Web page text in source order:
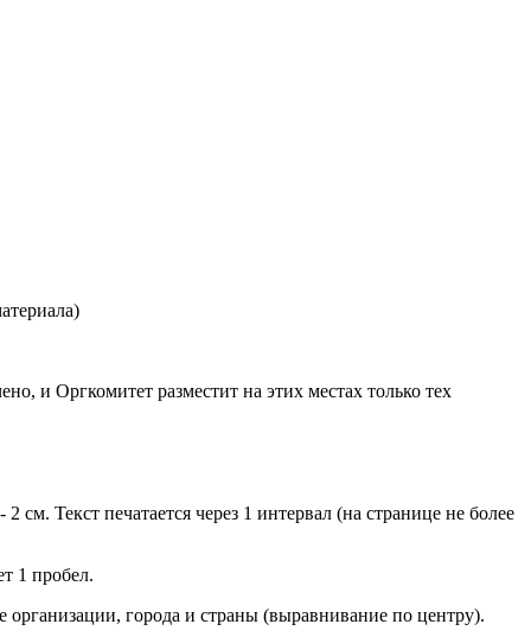
и Оргкомитет разместит на этих местах только тех
Текст печатается через 1 интервал (на странице не более
1 пробел.
города и страны (выравнивание по центру).